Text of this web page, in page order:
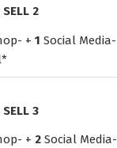
SELL 2
+ 1 Social Media-
SELL 3
+ 2 Social Media-